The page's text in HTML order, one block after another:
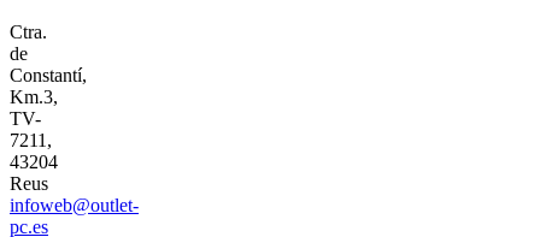
Ctra.
de
Constantí,
Km.3,
TV-
7211,
43204
Reus
infoweb@outlet-
pc.es